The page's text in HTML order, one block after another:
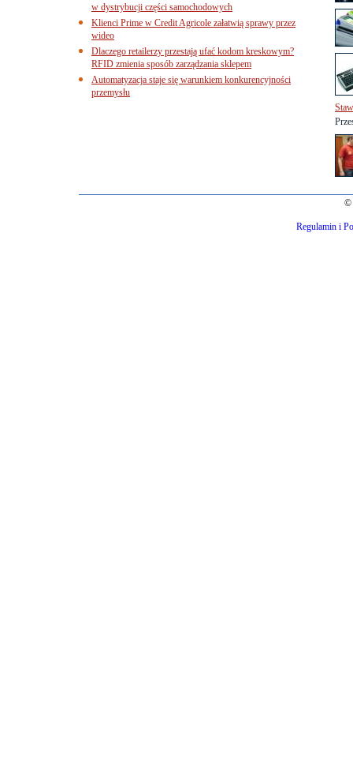
w dystrybucji części samochodowych
Klienci Prime w Credit Agricole załatwią sprawy przez
wideo
Dlaczego retailerzy przestają ufać kodom kreskowym?
RFID zmienia sposób zarządzania sklepem
Automatyzacja staje się warunkiem konkurencyjności
przemysłu
©
Regulamin i